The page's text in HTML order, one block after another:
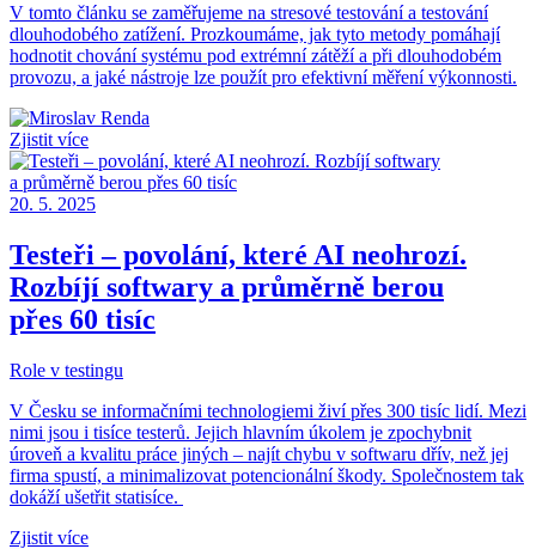
V tomto článku se zaměřujeme na stresové testování a testování
dlouhodobého zatížení. Prozkoumáme, jak tyto metody pomáhají
hodnotit chování systému pod extrémní zátěží a při dlouhodobém
provozu, a jaké nástroje lze použít pro efektivní měření výkonnosti.
Zjistit více
20. 5. 2025
Testeři – povolání, které AI neohrozí.
Rozbíjí softwary a průměrně berou
přes 60 tisíc
Role v testingu
V Česku se informačními technologiemi živí přes 300 tisíc lidí. Mezi
nimi jsou i tisíce testerů. Jejich hlavním úkolem je zpochybnit
úroveň a kvalitu práce jiných – najít chybu v softwaru dřív, než jej
firma spustí, a minimalizovat potencionální škody. Společnostem tak
dokáží ušetřit statisíce.
Zjistit více